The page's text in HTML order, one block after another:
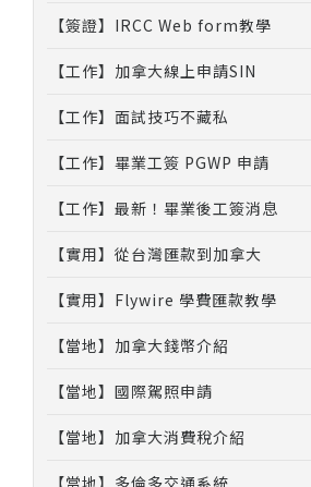
【簽證】IRCC Web form教學
【工作】加拿大線上申請SIN
【工作】面試技巧不藏私
【工作】畢業工簽 PGWP 申請
【工作】最新！畢業後工簽消息
【實用】從台灣匯款到加拿大
【實用】Flywire 學費匯款教學
【當地】加拿大錢幣介紹
【當地】國際駕照申請
【當地】加拿大消費稅介紹
【當地】多倫多交通系統